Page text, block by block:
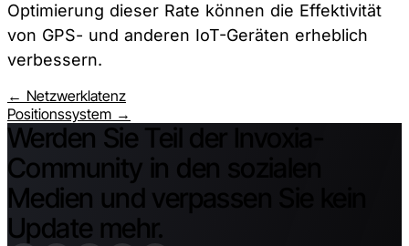
Optimierung dieser Rate können die Effektivität
von GPS- und anderen IoT-Geräten erheblich
verbessern.
← Netzwerklatenz
Positionssystem →
Werden Sie Teil der Invoxia-
Community in den sozialen
Medien und verpassen Sie kein
Update mehr.